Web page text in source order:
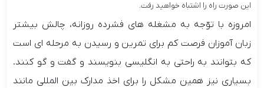
این صورت راه را اشتباه خواهید رفت.
امروزه با توّجه به مشغله های فشرده روزانه، چالش بیشتر
زبان آموزان فرصت کم برای تمرین و رسیدن به مرحله ای است
که بتوانند به راحتی به انگلیسی بنویسند و گفت و گو کنند.
بسیاری نیز همین مشکل را برای اخذ مدارک بین المللی مانند